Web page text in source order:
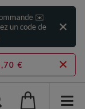
✉️
un code de
€